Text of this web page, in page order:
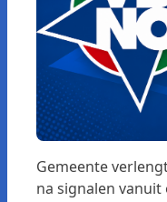
Gemeente
na signalen